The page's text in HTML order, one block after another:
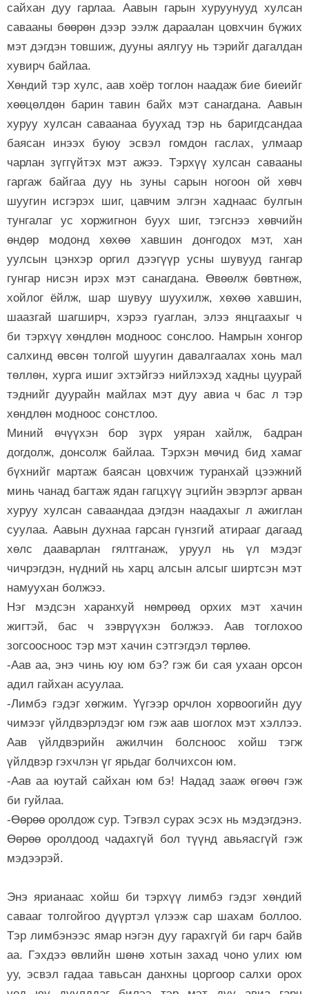
сайхан дуу гарлаа. Аавын гарын хуруунууд хулсан
савааны бөөрөн дээр ээлж дараалан цовхчин бүжих
мэт дэгдэн товшиж, дууны аялгуу нь тэрийг дагалдан
хувирч байлаа.
Хөндий тэр хулс, аав хоёр тоглон наадаж бие биеийг
хөөцөлдөн барин тавин байх мэт санагдана. Аавын
хуруу хулсан саваанаа буухад тэр нь баригдсандаа
баясан инээх буюу эсвэл гомдон гаслах, улмаар
чарлан зүггүйтэх мэт ажээ. Тэрхүү хулсан савааны
гаргаж байгаа дуу нь зуны сарын ногоон ой хөвч
шуугин исгэрэх шиг, цавчим элгэн хаднаас булгын
тунгалаг ус хоржигнон буух шиг, тэгснээ хөвчийн
өндөр модонд хөхөө хавшин донгодох мэт, хан
уулсын цэнхэр оргил дээгүүр усны шувууд гангар
гунгар нисэн ирэх мэт санагдана. Өвөөлж бөвтнөж,
хойлог ёйлж, шар шувуу шуухилж, хөхөө хавшин,
шаазгай шагширч, хэрээ гуаглан, элээ янцгаахыг ч
би тэрхүү хөндлөн модноос сонслоо. Намрын хонгор
салхинд өвсөн толгой шуугин давалгаалах хонь мал
төллөн, хурга ишиг эхтэйгээ нийлэхэд хадны цуурай
тэднийг дуурайн майлах мэт дуу авиа ч бас л тэр
хөндлөн модноос сонстлоо.
Миний өчүүхэн бор зүрх уяран хайлж, бадран
догдолж, донсолж байлаа. Тэрхэн мөчид бид хамаг
бүхнийг мартаж баясан цовхчиж туранхай цээжний
минь чанад багтаж ядан гагцхүү эцгийн эвэрлэг арван
хуруу хулсан саваандаа дэгдэн наадахыг л ажиглан
суулаа. Аавын духнаа гарсан гүнзгий атирааг дагаад
хөлс дааварлан гялтганаж, уруул нь үл мэдэг
чичрэгдэн, нүдний нь харц алсын алсыг ширтсэн мэт
намуухан болжээ.
Нэг мэдсэн харанхуй нөмрөөд орхих мэт хачин
жигтэй, бас ч зэврүүхэн болжээ. Аав тоглохоо
зогсоосноос тэр мэт хачин сэтгэгдэл төрлөө.
-Аав аа, энэ чинь юу юм бэ? гэж би сая ухаан орсон
адил гайхан асуулаа.
-Лимбэ гэдэг хөгжим. Үүгээр орчлон хорвоогийн дуу
чимээг үйлдвэрлэдэг юм гэж аав шоглох мэт хэллээ.
Аав үйлдвэрийн ажилчин болсноос хойш тэгж
үйлдвэр гэхчлэн үг ярьдаг болчихсон юм.
-Аав аа юутай сайхан юм бэ! Надад зааж өгөөч гэж
би гуйлаа.
-Өөрөө оролдож сур. Тэгвэл сурах эсэх нь мэдэгдэнэ.
Өөрөө оролдоод чадахгүй бол түүнд авьяасгүй гэж
мэдээрэй.
Энэ ярианаас хойш би тэрхүү лимбэ гэдэг хөндий
савааг толгойгоо дүүртэл үлээж сар шахам боллоо.
Тэр лимбэнээс ямар нэгэн дуу гарахгүй би гарч байв
аа. Гэхдээ өвлийн шөнө хотын захад чоно улих юм
уу, эсвэл гадаа тавьсан данхны цоргоор салхи орох